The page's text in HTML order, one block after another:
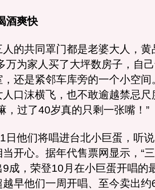
爽快
共同罩门都是老婆大人，黄
万为家人买了大坪数房子，自
，还是紧邻车库旁的一个小空间
口沫横飞，也不敢逾越禁忌尺
，过了40岁真的只剩一张嘴！”
他们将唱进台北小巨蛋，听说
开心。据年代售票网显示，“
成，荣登10月在小巨蛋开唱的
早他们一周开唱、至今卖出约